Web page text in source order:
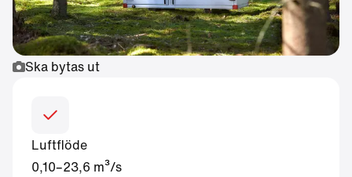
Ska bytas ut
Luftflöde
0,10–23,6 m³/s